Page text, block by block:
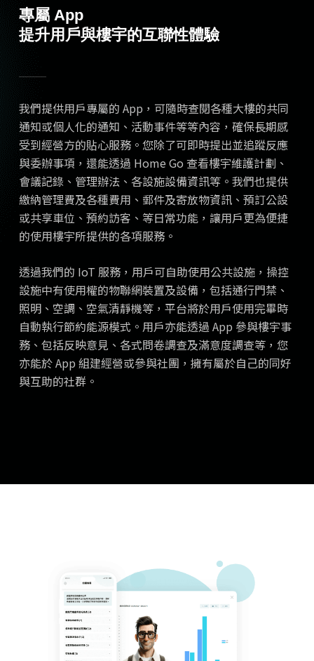
專屬 App
提升用戶與樓宇的互聯性體驗
我們提供用戶專屬的 App，可隨時查閱各種大樓的共同
通知或個人化的通知、活動事件等等內容，確保長期感
受到經營方的貼心服務。您除了可即時提出並追蹤反應
與委辦事項，還能透過 Home Go 查看樓宇維護計劃、
會議記錄、管理辦法、各設施設備資訊等。我們也提供
繳納管理費及各種費用、郵件及寄放物資訊、預訂公設
或共享車位、預約訪客、等日常功能，讓用戶更為便捷
的使用樓宇所提供的各項服務。
透過我們的 IoT 服務，用戶可自助使用公共設施，操控
設施中有使用權的物聯網裝置及設備，包括通行門禁、
照明、空調、空氣清靜機等，平台將於用戶使用完畢時
自動執行節約能源模式。用戶亦能透過 App 參與樓宇事
務、包括反映意見、各式問卷調查及滿意度調查等，您
亦能於 App 組建經營或參與社團，擁有屬於自己的同好
與互助的社群。